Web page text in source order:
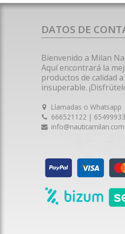
DATOS DE
Bienvenido a Milan
Aquí encontrará la
productos de calidad
insuperable.
Llamadas o Whatsapp
666521122 |
info@nauticamilan.com